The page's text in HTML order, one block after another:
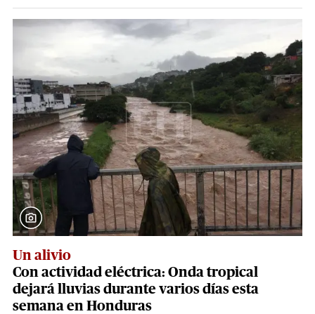
Un alivio
Con actividad eléctrica: Onda tropical
dejará lluvias durante varios días esta
semana en Honduras